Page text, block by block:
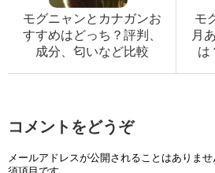
モグニャンとカナガンお
すすめはどっち？評判、
成分、匂いなど比較
モ
月
は
コメントをどうぞ
メールアドレスが公開されることはありませ